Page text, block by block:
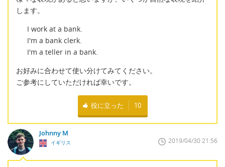
します。
I work at a bank.
I'm a bank clerk.
I'm a teller in a bank.
お好みに合わせて使い分けてみてください。
ご参考にしていただければ幸いです。
役に立った 10
Johnny M
イギリス 2019/04/30 21:56